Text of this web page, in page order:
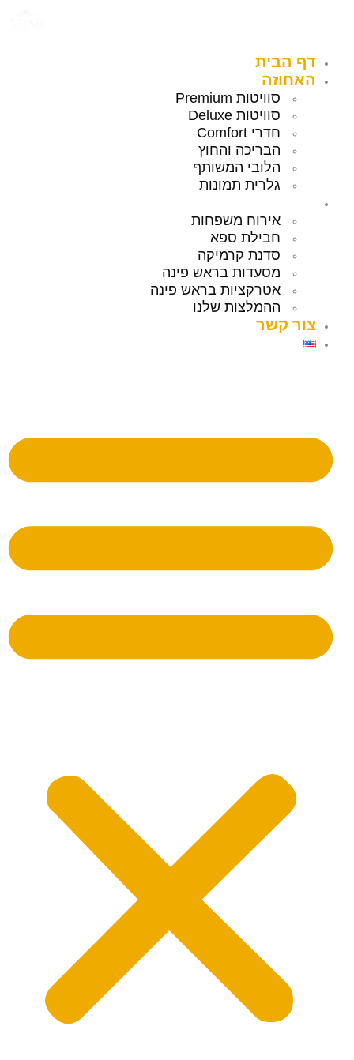
דף הבית
האחוזה
סוויטות Premium
סוויטות Deluxe
חדרי Comfort
הבריכה והחוץ
הלובי המשותף
גלרית תמונות
אירוח משפחות
חבילת ספא
סדנת קרמיקה
מסעדות בראש פינה
אטרקציות בראש פינה
ההמלצות שלנו
צור קשר